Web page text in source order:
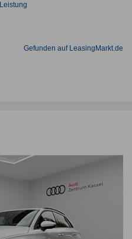
Leistung
Gefunden auf LeasingMarkt.de